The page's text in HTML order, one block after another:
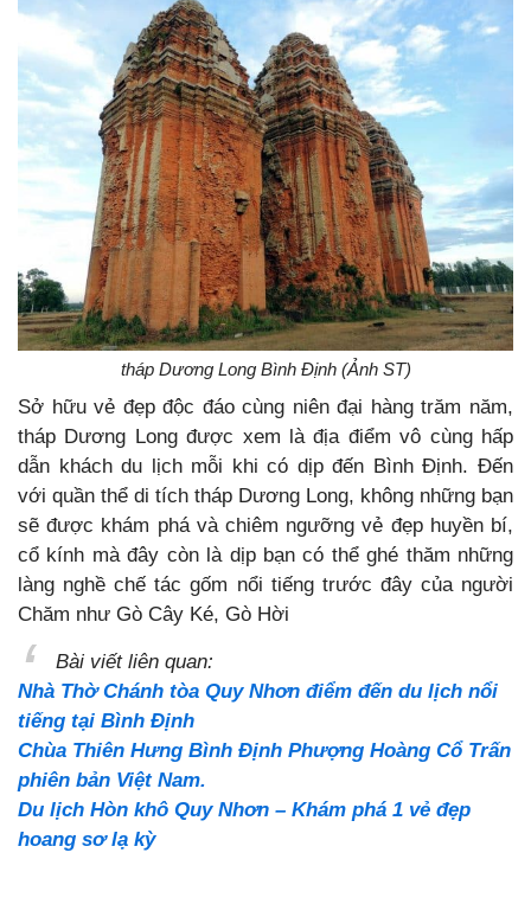
tháp Dương Long Bình Định (Ảnh ST)
Sở hữu vẻ đẹp độc đáo cùng niên đại hàng trăm năm,
tháp Dương Long được xem là địa điểm vô cùng hấp
dẫn khách du lịch mỗi khi có dịp đến Bình Định. Đến
với quần thể di tích tháp Dương Long, không những bạn
sẽ được khám phá và chiêm ngưỡng vẻ đẹp huyền bí,
cổ kính mà đây còn là dịp bạn có thể ghé thăm những
làng nghề chế tác gốm nổi tiếng trước đây của người
Chăm như Gò Cây Ké, Gò Hời
Bài viết liên quan:
Nhà Thờ Chánh tòa Quy Nhơn điểm đến du lịch nổi
tiếng tại Bình Định
Chùa Thiên Hưng Bình Định Phượng Hoàng Cổ Trấn
phiên bản Việt Nam.
Du lịch Hòn khô Quy Nhơn – Khám phá 1 vẻ đẹp
hoang sơ lạ kỳ